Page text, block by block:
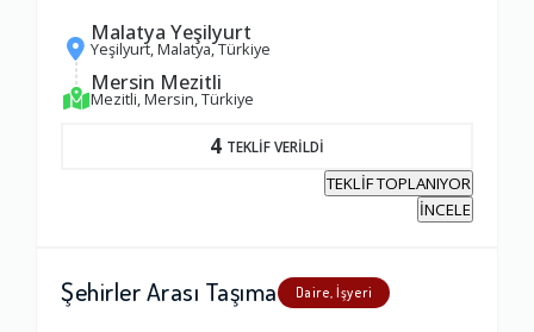
Malatya Yeşilyurt
Yeşilyurt, Malatya, Türkiye
Mersin Mezitli
Mezitli, Mersin, Türkiye
4 TEKLİF VERİLDİ
TEKLİF TOPLANIYOR
İNCELE
Şehirler Arası Taşıma Daire, İşyeri